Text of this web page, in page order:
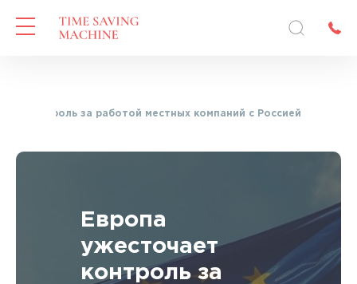
контроль за работой местных компаний с Россией
Европа
ужесточает
контроль за